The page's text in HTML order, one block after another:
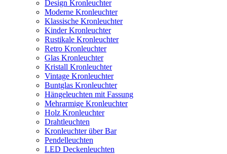
Design Kronleuchter
Moderne Kronleuchter
Klassische Kronleuchter
Kinder Kronleuchter
Rustikale Kronleuchter
Retro Kronleuchter
Glas Kronleuchter
Kristall Kronleuchter
Vintage Kronleuchter
Buntglas Kronleuchter
Hängeleuchten mit Fassung
Mehrarmige Kronleuchter
Holz Kronleuchter
Drahtleuchten
Kronleuchter über Bar
Pendelleuchten
LED Deckenleuchten